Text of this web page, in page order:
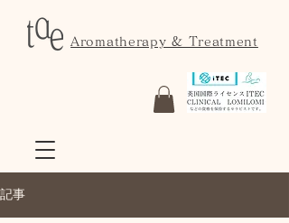
Aromatherapy & Treatment
記事